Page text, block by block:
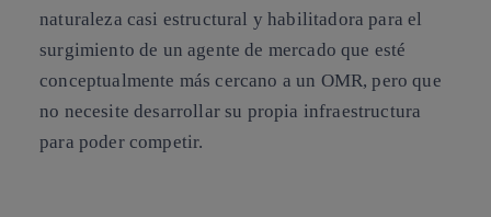
naturaleza casi estructural y habilitadora para el
surgimiento de un agente de mercado que esté
conceptualmente más cercano a un OMR, pero que
no necesite desarrollar su propia infraestructura
para poder competir.